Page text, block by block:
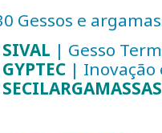
Gessos e
SIVAL | Gesso
GYPTEC | Inovação
SECILARGAMASSAS